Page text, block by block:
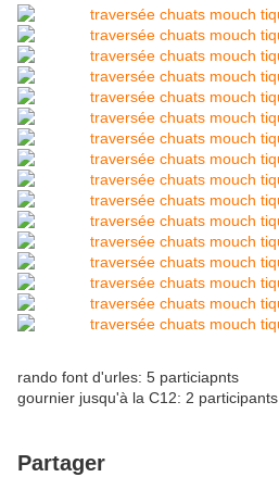
rando font d'urles: 5 particiapnts
gournier jusqu'à la C12: 2 participants
Partager